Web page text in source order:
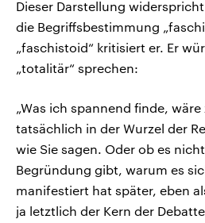
Dieser Darstellung
die Begriffsbestimmung
„faschistoid“ kritisiert er. Er
„totalitär“ sprechen:
„Was ich spannend finde,
tatsächlich in der Wurzel der
wie Sie sagen. Oder ob es
Begründung gibt, warum es
manifestiert hat später, eben
ja letztlich der Kern der